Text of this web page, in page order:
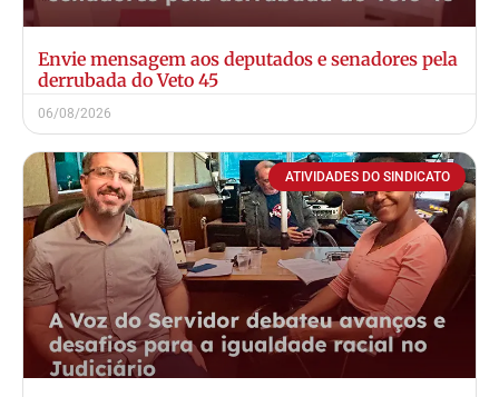
Envie mensagem aos deputados e senadores pela
derrubada do Veto 45
06/08/2026
ATIVIDADES DO SINDICATO